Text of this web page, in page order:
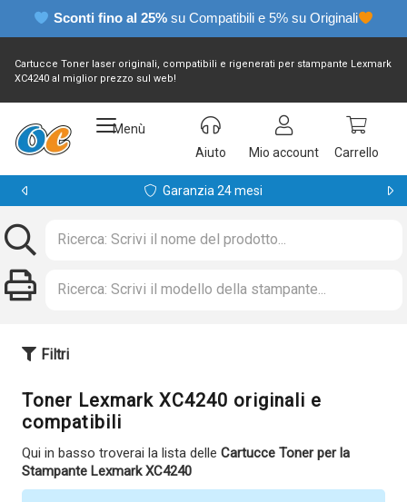
Sconti fino al 25% su Compatibili e 5% su Originali
Cartucce Toner laser originali, compatibili e rigenerati per stampante Lexmark
XC4240 al miglior prezzo sul web!
Menù
Aiuto
Mio account Carrello
Garanzia 24 mesi
Filtri
Toner Lexmark XC4240 originali e
compatibili
Qui in basso troverai la lista delle Cartucce Toner per la
Stampante Lexmark XC4240